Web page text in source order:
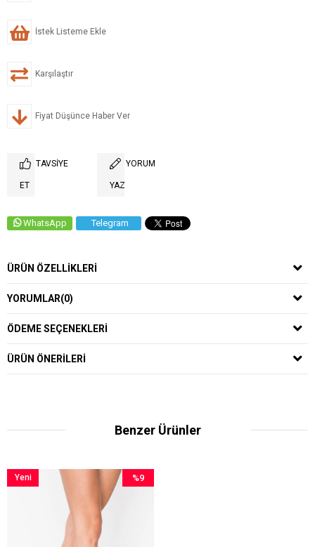
İstek Listeme Ekle
Karşılaştır
Fiyat Düşünce Haber Ver
TAVSIYE
ET
YORUM
YAZ
WhatsApp Telegram
ÜRÜN ÖZELLIKLERI
YORUMLAR(0)
ÖDEME SEÇENEKLERI
ÜRÜN ÖNERILERI
Benzer Ürünler
%9
Yeni